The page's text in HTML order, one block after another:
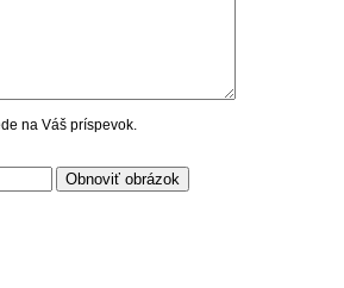
na Váš príspevok.